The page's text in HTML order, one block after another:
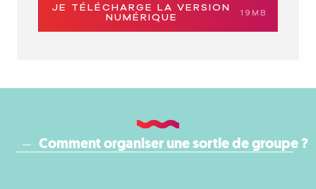
JE TÉLÉCHARGE LA VERSION
NUMÉRIQUE
19MB
Comment organiser une sortie de groupe ?